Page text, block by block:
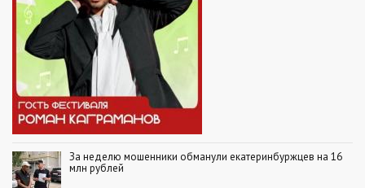
За неделю мошенники обманули екатеринбуржцев на 16
млн рублей